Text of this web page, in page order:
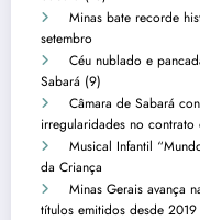
Minas bate recorde
setembro
Céu nublado e
Sabará (9)
Câmara de Sabará
irregularidades no contrato
Musical Infantil
da Criança
Minas Gerais avança
títulos emitidos desde 2019